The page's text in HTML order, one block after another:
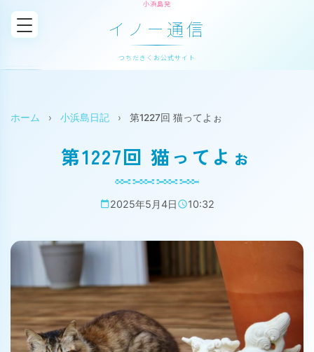
小浜島発
イノー通信
つちだきくお公式サイト
ホーム › 小浜島日記 › 第1227回 猫ってよぉ
第1227回 猫ってよぉ
2025年5月4日 10:32